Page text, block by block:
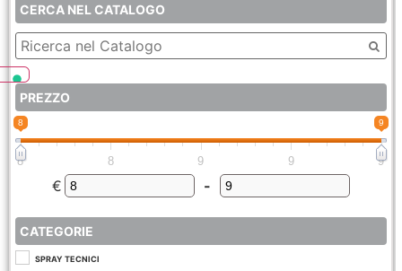
CERCA NEL CATALOGO
PREZZO
8 9
8 8 9 9 9
€ Minimum Price
-
Maximum Price
CATEGORIE
SPRAY TECNICI